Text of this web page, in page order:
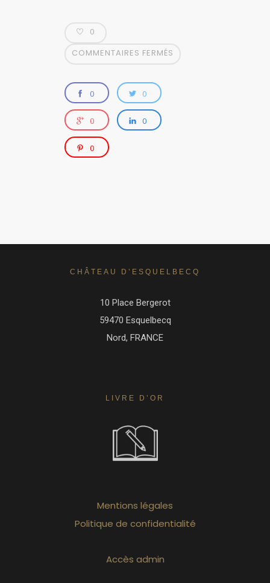
0
COMMENTAIRES FERMÉS
0 0
0 0
0
CHÂTEAU D’ESQUELBECQ
10 Place Bergerot
59470 Esquelbecq
Nord, FRANCE
LIVRE D’OR
Mentions légales
Politique de confidentialité
Accès admin